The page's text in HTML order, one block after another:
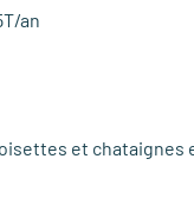
an
et